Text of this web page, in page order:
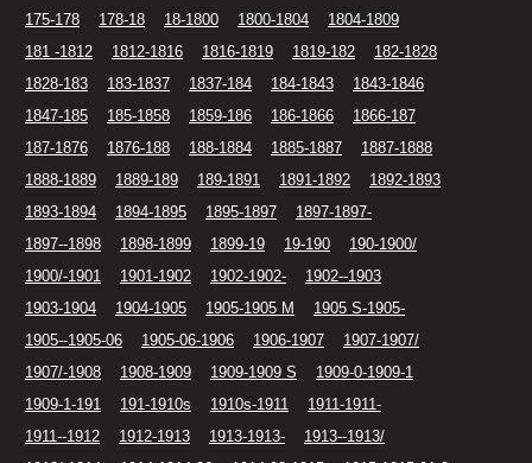
175-178
178-18 18-1800 1800-1804
1804-1809
181 -1812
1812-1816 1816-1819 1819-182
182-1828
1828-183
183-1837 1837-184 184-1843
1843-1846
1847-185
185-1858 1859-186 186-1866
1866-187
187-1876
1876-188 188-1884 1885-1887
1887-1888
1888-1889
1889-189 189-1891 1891-1892
1892-1893
1893-1894
1894-1895 1895-1897
1897-1897-
1897--1898
1898-1899 1899-19 19-190
190-1900/
1900/-1901
1901-1902 1902-1902-
1902--1903
1903-1904
1904-1905 1905-1905 M
1905 S-1905-
1905--1905-06
1905-06-1906 1906-1907
1907-1907/
1907/-1908
1908-1909 1909-1909 S
1909-0-1909-1
1909-1-191
191-1910s 1910s-1911
1911-1911-
1911--1912
1912-1913 1913-1913-
1913--1913/